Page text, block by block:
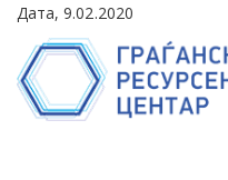
Дата, 9.02.2020